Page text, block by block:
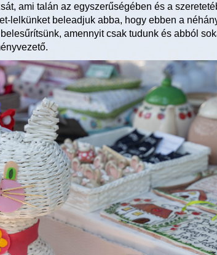
ami talán az egyszerűségében és a
lelkünket beleadjuk abba, hogy ebben a
amennyit csak tudunk és abból